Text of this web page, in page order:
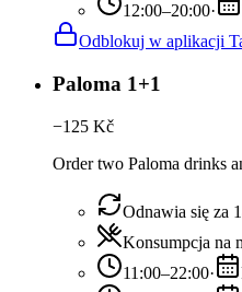
12:00–20:00·
Odblokuj w aplikacji
Paloma 1+1
−125 Kč
Order two Paloma drinks
Odnawia się za
Konsumpcja na
11:00–22:00·